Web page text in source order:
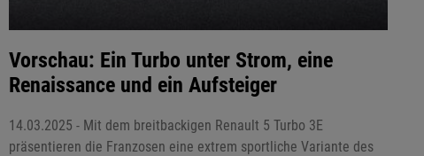
Vorschau: Ein Turbo unter Strom, eine
Renaissance und ein Aufsteiger
14.03.2025 - Mit dem breitbackigen Renault 5 Turbo 3E
präsentieren die Franzosen eine extrem sportliche Variante des